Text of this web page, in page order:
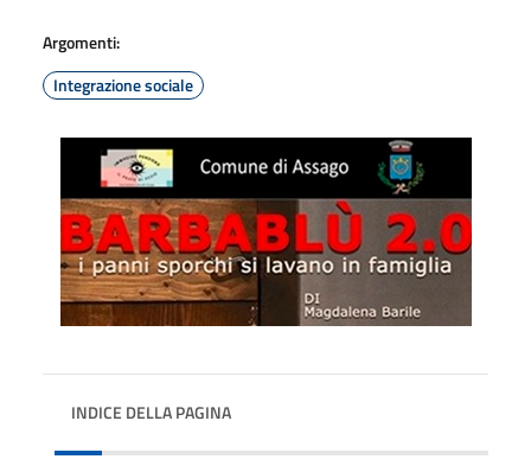
Argomenti:
Integrazione sociale
INDICE DELLA PAGINA